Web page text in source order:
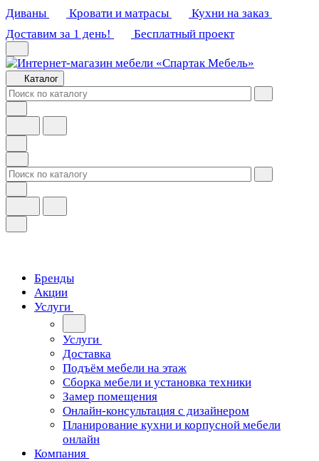
Диваны
Кровати и матрасы
Кухни на заказ
Доставим за 1 день!
Бесплатный проект
Каталог
Бренды
Акции
Услуги
Услуги
Доставка
Подъём мебели на этаж
Сборка мебели и установка техники
Замер помещения
Онлайн-консультация с дизайнером
Планирование кухни и корпусной мебели
онлайн
Компания